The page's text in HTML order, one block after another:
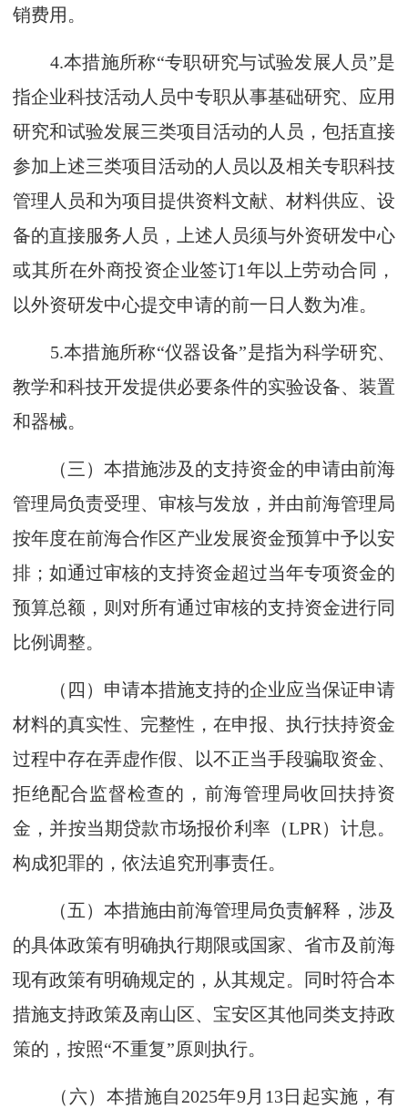
销费用。
4.本措施所称“专职研究与试验发展人员”是
指企业科技活动人员中专职从事基础研究、应用
研究和试验发展三类项目活动的人员，包括直接
参加上述三类项目活动的人员以及相关专职科技
管理人员和为项目提供资料文献、材料供应、设
备的直接服务人员，上述人员须与外资研发中心
或其所在外商投资企业签订1年以上劳动合同，
以外资研发中心提交申请的前一日人数为准。
5.本措施所称“仪器设备”是指为科学研究、
教学和科技开发提供必要条件的实验设备、装置
和器械。
（三）本措施涉及的支持资金的申请由前海
管理局负责受理、审核与发放，并由前海管理局
按年度在前海合作区产业发展资金预算中予以安
排；如通过审核的支持资金超过当年专项资金的
预算总额，则对所有通过审核的支持资金进行同
比例调整。
（四）申请本措施支持的企业应当保证申请
材料的真实性、完整性，在申报、执行扶持资金
过程中存在弄虚作假、以不正当手段骗取资金、
拒绝配合监督检查的，前海管理局收回扶持资
金，并按当期贷款市场报价利率（LPR）计息。
构成犯罪的，依法追究刑事责任。
（五）本措施由前海管理局负责解释，涉及
的具体政策有明确执行期限或国家、省市及前海
现有政策有明确规定的，从其规定。同时符合本
措施支持政策及南山区、宝安区其他同类支持政
策的，按照“不重复”原则执行。
（六）本措施自2025年9月13日起实施，有